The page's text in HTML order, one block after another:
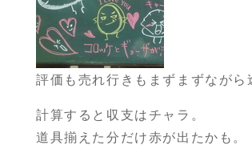
評価も売れ行きもまずまずながら
計算すると収支はチャラ。
道具揃えた分だけ赤が出たかも。